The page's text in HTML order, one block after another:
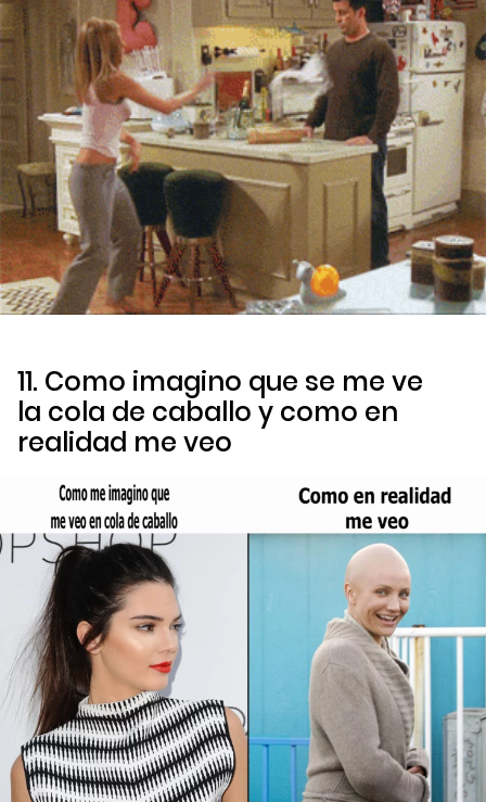
11. Como imagino que se me ve
la cola de caballo y como en
realidad me veo